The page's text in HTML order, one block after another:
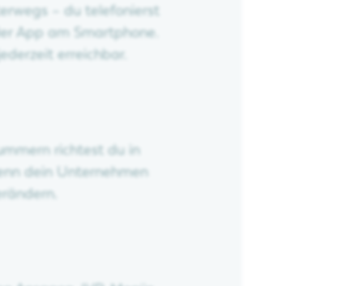
– du telefonierst
App am Smartphone.
erreichbar.
richtest du in
dein Unternehmen